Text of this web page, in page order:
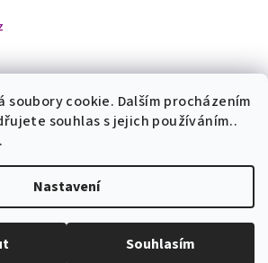
soubory cookie. Dalším procházením
souhlas s jejich používáním..
.
Nastavení
Souhlasím
Upravit nastavení cookies